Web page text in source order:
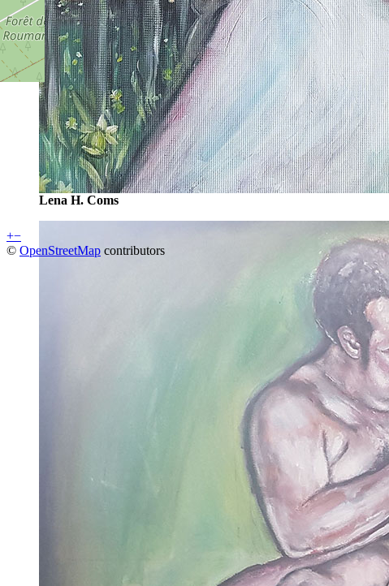
+−
© OpenStreetMap contributors
Lena H. Coms